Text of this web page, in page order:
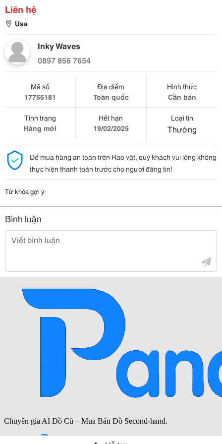
Liên hệ
Usa
Inky Waves
0897 856 7654
Mã số
17766181
Địa điểm
Toàn quốc
Hình thức
Cần bán
Tình trạng
Hàng mới
Hết hạn
19/02/2025
Loại tin
Thường
Để mua hàng an toàn trên Rao vặt, quý khách vui lòng không
thực hiện thanh toán trước cho người đăng tin!
Từ khóa gợi ý:
Bình luận